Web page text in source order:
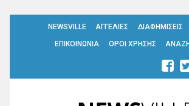
NEWSVILLE ΑΓΓΕΛΙΕΣ ΔΙΑΦΗΜΙΣΕΙΣ
ΕΠΙΚΟΙΝΩΝΙΑ
ΟΡΟΙ ΧΡΗΣΗΣ